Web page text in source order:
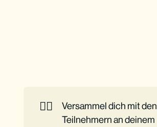
👉🏼
Versammel dich mit den
Teilnehmern an deinem